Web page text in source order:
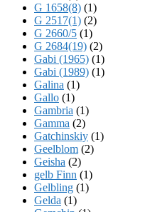
G 1658(8) (1)
G 2517(1) (2)
G 2660/5 (1)
G 2684(19) (2)
Gabi (1965) (1)
Gabi (1989) (1)
Galina (1)
Gallo (1)
Gambria (1)
Gamma (2)
Gatchinskiy (1)
Geelblom (2)
Geisha (2)
gelb Finn (1)
Gelbling (1)
Gelda (1)